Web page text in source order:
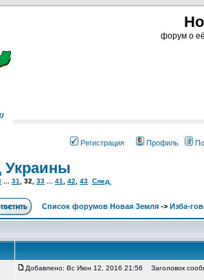
форум о
Регистрация Профиль
Украины
31 32 33 41 42 43 След.
Список форумов Новая Земля -> Изба-
Добавлено: Вс Июн 12, 2016 21:56 Заголовок